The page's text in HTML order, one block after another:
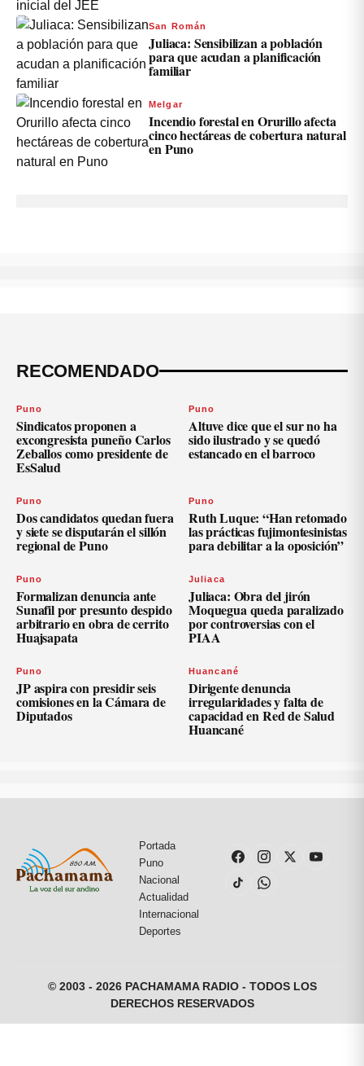
San Román
Juliaca: Sensibilizan a población
para que acudan a planificación
familiar
Melgar
Incendio forestal en Orurillo afecta
cinco hectáreas de cobertura natural
en Puno
RECOMENDADO
Puno
Sindicatos proponen a
excongresista puneño Carlos
Zeballos como presidente de
EsSalud
Puno
Altuve dice que el sur no ha
sido ilustrado y se quedó
estancado en el barroco
Puno
Dos candidatos quedan fuera
y siete se disputarán el sillón
regional de Puno
Puno
Ruth Luque: “Han retomado
las prácticas fujimontesinistas
para debilitar a la oposición”
Puno
Formalizan denuncia ante
Sunafil por presunto despido
arbitrario en obra de cerrito
Huajsapata
Juliaca
Juliaca: Obra del jirón
Moquegua queda paralizado
por controversias con el
PIAA
Puno
JP aspira con presidir seis
comisiones en la Cámara de
Diputados
Huancané
Dirigente denuncia
irregularidades y falta de
capacidad en Red de Salud
Huancané
Portada
Puno
Nacional
Actualidad
Internacional
Deportes
© 2003 - 2026 PACHAMAMA RADIO - TODOS LOS
DERECHOS RESERVADOS